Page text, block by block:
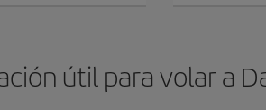
útil para volar a